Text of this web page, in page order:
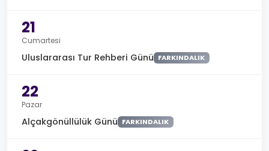
21
Cumartesi
Uluslararası Tur Rehberi Günü FARKINDALIK
22
Pazar
Alçakgönüllülük Günü FARKINDALIK